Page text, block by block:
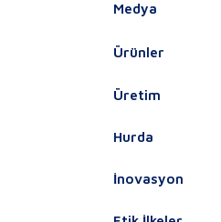
Medya
Ürünler
Üretim
Hurda
İnovasyon